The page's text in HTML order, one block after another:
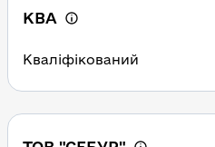
КВА
Кваліфікований